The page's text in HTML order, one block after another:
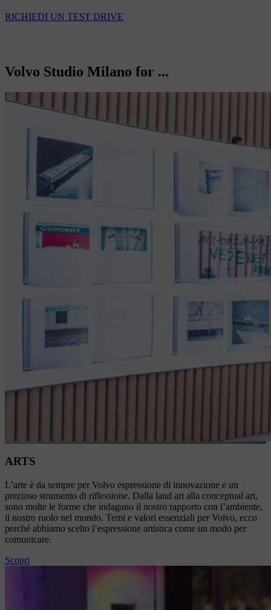
RICHIEDI UN TEST DRIVE
Volvo Studio Milano for ...
ARTS
L’arte è da sempre per Volvo espressione di innovazione e un
prezioso strumento di riflessione. Dalla land art alla conceptual art,
sono molte le forme che indagano il nostro rapporto con l’ambiente,
il nostro ruolo nel mondo. Temi e valori essenziali per Volvo, ecco
perché abbiamo scelto l’espressione artistica come un modo per
comunicare.
Scopri